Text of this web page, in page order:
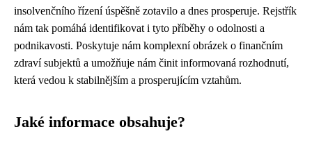
insolvenčního řízení úspěšně zotavilo a dnes prosperuje. Rejstřík
nám tak pomáhá identifikovat i tyto příběhy o odolnosti a
podnikavosti. Poskytuje nám komplexní obrázek o finančním
zdraví subjektů a umožňuje nám činit informovaná rozhodnutí,
která vedou k stabilnějším a prosperujícím vztahům.
Jaké informace obsahuje?